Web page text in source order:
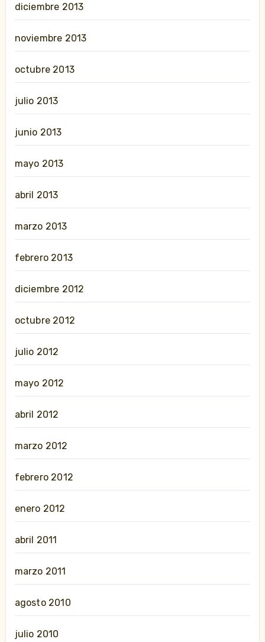
diciembre 2013
noviembre 2013
octubre 2013
julio 2013
junio 2013
mayo 2013
abril 2013
marzo 2013
febrero 2013
diciembre 2012
octubre 2012
julio 2012
mayo 2012
abril 2012
marzo 2012
febrero 2012
enero 2012
abril 2011
marzo 2011
agosto 2010
julio 2010